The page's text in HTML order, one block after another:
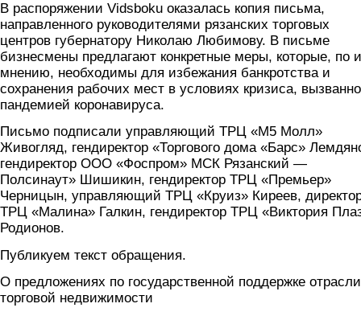
В распоряжении Vidsboku оказалась копия письма,
направленного руководителями рязанских торговых
центров губернатору Николаю Любимову. В письме
бизнесмены предлагают конкретные меры, которые, по
мнению, необходимы для избежания банкротства и
сохранения рабочих мест в условиях кризиса,
пандемией коронавируса.
Письмо подписали управляющий ТРЦ «М5 Молл»
Живогляд, гендиректор «Торгового дома «Барс»
гендиректор ООО «Фоспром» МСК Рязанский —
Полсинаут» Шишикин, гендиректор ТРЦ «Премьер»
Черницын, управляющий ТРЦ «Круиз» Киреев,
ТРЦ «Малина» Галкин, гендиректор ТРЦ «Виктория
Родионов.
Публикуем текст обращения.
О предложениях по государственной поддержке отрасли
торговой недвижимости